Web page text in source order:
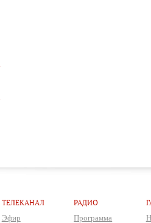
ТЕЛЕКАНАЛ
Эфир
РАДИО
Программа